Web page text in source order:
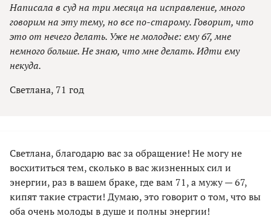
Написала в суд на три месяца на исправление, много
говорим на эту тему, но все по-старому. Говорит, что
это от нечего делать. Уже не молодые: ему 67, мне
немного больше. Не знаю, что мне делать. Идти ему
некуда.
Светлана, 71 год
Светлана, благодарю вас за обращение! Не могу не
восхититься тем, сколько в вас жизненных сил и
энергии, раз в вашем браке, где вам 71, а мужу — 67,
кипят такие страсти! Думаю, это говорит о том, что вы
оба очень молоды в душе и полны энергии!